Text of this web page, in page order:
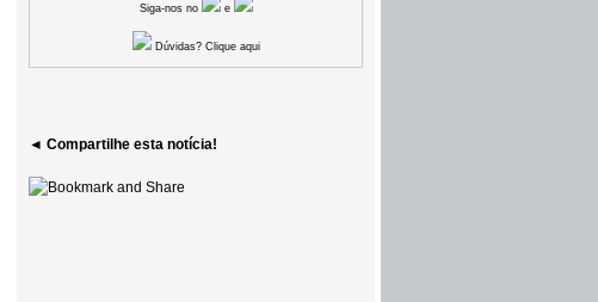
Siga-nos no e
Dúvidas? Clique aqui
◄ Compartilhe esta notícia!